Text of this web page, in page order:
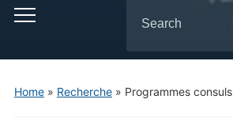
for:
Home» Recherche» Programmes consuls